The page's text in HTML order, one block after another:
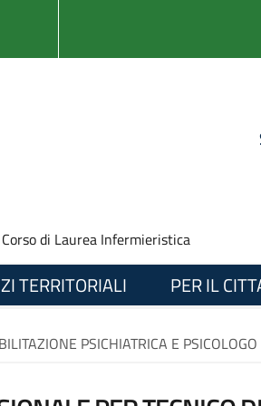
Corso di Laurea Infermieristica
TERRITORIALI PER IL
PSICHIATRICA E